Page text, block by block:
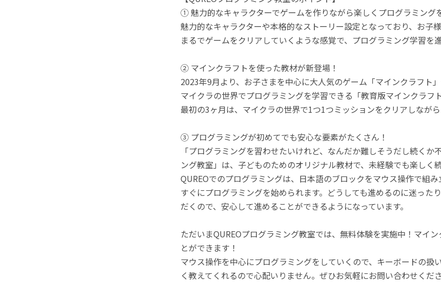
① 魅力的なキャラクターでゲームを作りながら楽しくプログラミング
魅力的なキャラクターや本格的なストーリー設定となっており、お子
まるでゲームをクリアしていくような感覚で、プログラミング学習を進
② マインクラフトを使った教材が新登場！
2023年9月より、お子さまを中心に大人気のゲーム「マインクラフト
マイクラの世界でプログラミングを学習できる「教育版マインクラフ
最初の3ヶ月は、マイクラの世界で1つ1つミッションをクリアしなが
③ プログラミングが初めてでも安心な要素がたくさん！
「プログラミングを習わせたいけれど、なんだか難しそうだし続く
ング教室」は、子どものためのオリジナル教材で、未経験でも楽しく
QUREOでのプログラミングは、日本語のブロックをマウス操作で組
すぐにプログラミングを始められます。どうしても進めるのに迷った
だくので、安心して進めることができるようになっています。
ただいまQUREOプログラミング教室では、無料体験を実施中！マイ
とができます！
マウス操作を中心にプログラミングをしていくので、キーボードの扱
く教えてくれるので心配いりません。ぜひお気軽にお問い合わせくださ